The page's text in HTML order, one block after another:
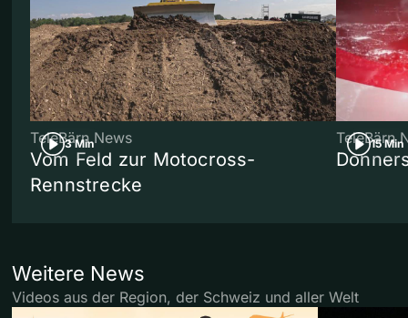
3 Min
TeleBärn News
Vom Feld zur Motocross-
Rennstrecke
15 Min
TeleBärn
Weitere News
Videos aus der Region, der Schweiz und aller Welt